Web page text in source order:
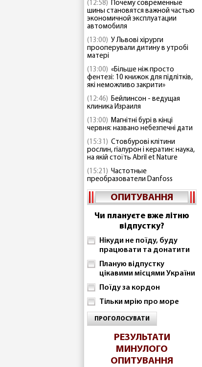
(12:58) Почему современные
шины становятся важной частью
экономичной эксплуатации
автомобиля
(13:00) У Львові хірурги
прооперували дитину в утробі
матері
(13:00) «Більше ніж просто
фентезі: 10 книжок для підлітків,
які неможливо закрити»
(12:46) Бейлинсон - ведущая
клиника Израиля
(13:00) Магнітні бурі в кінці
червня: названо небезпечні дати
(15:31) Стовбурові клітини
рослин, гіалурон і кератин: наука,
на якій стоїть Abril et Nature
(15:21) Частотные
преобразователи Danfoss
ОПИТУВАННЯ
Чи плануєте вже літню
відпустку?
Нікуди не поїду, буду
працювати та донатити
Планую відпустку
цікавими місцями України
Поїду за кордон
Тільки мрію про море
ПРОГОЛОСУВАТИ
РЕЗУЛЬТАТИ
МИНУЛОГО
ОПИТУВАННЯ